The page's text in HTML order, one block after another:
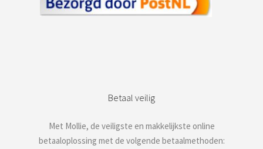
Betaal veilig
Met Mollie, de veiligste en makkelijkste online
betaaloplossing met de volgende betaalmethoden: